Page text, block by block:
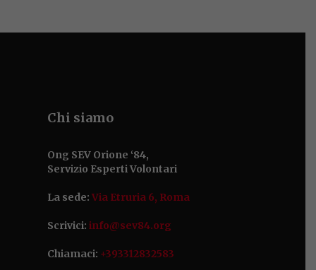
Chi siamo
Ong SEV Orione ‘84,
Servizio Esperti Volontari
La sede: Via Etruria 6, Roma
Scrivici: info@sev84.org
Chiamaci: +393312832583